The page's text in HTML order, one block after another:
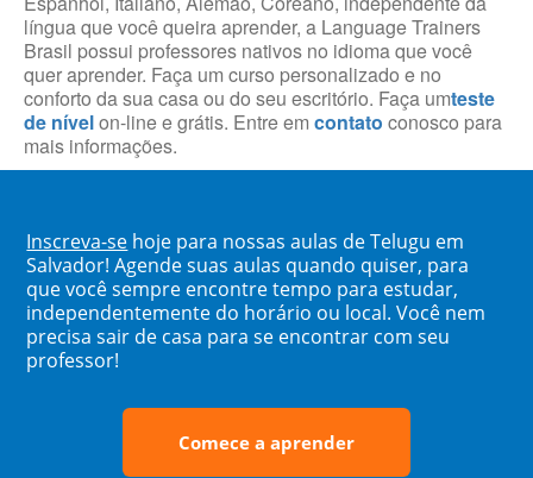
língua que você queira aprender, a Language Trainers
Brasil possui professores nativos no idioma que você
quer aprender. Faça um curso personalizado e no
conforto da sua casa ou do seu escritório. Faça umteste
de nívelon-line e grátis. Entre em contato conosco para
mais informações.
Inscreva-se hoje para nossas aulas de Telugu em
Salvador! Agende suas aulas quando quiser, para
que você sempre encontre tempo para estudar,
independentemente do horário ou local. Você nem
precisa sair de casa para se encontrar com seu
professor!
Comece a aprender